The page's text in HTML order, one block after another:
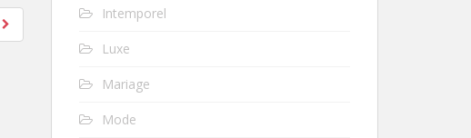
Intemporel
Luxe
Mariage
Mode